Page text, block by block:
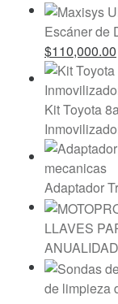
Escáner de
$110,000.00
Kit Toyota
Adaptador
LLAVES
ANUALIDAD
de limpieza